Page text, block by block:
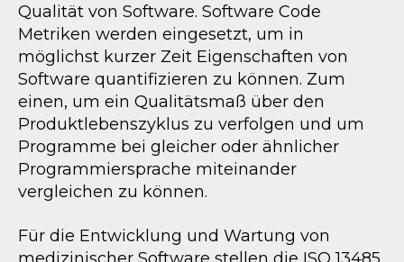
Qualität von Software. Software Code
Metriken werden eingesetzt, um in
möglichst kurzer Zeit Eigenschaften von
Software quantifizieren zu können. Zum
einen, um ein Qualitätsmaß über den
Produktlebenszyklus zu verfolgen und um
Programme bei gleicher oder ähnlicher
Programmiersprache miteinander
vergleichen zu können.
Für die Entwicklung und Wartung von